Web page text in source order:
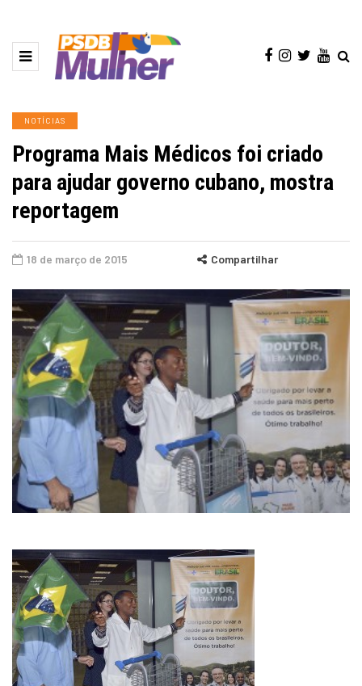
NOTÍCIAS
Programa Mais Médicos foi criado
para ajudar governo cubano, mostra
reportagem
18 de março de 2015 Compartilhar